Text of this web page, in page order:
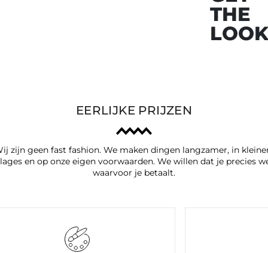
THE
LOOK
EERLIJKE PRIJZEN
zijn geen fast fashion. We maken dingen langzamer, in
en op onze eigen voorwaarden. We willen dat je precies
waarvoor je betaalt.